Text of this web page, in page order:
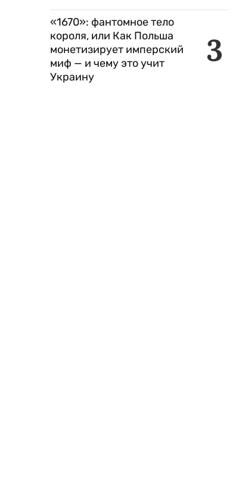
3
«1670»: фантомное тело
короля, или Как Польша
монетизирует имперский
миф — и чему это учит
Украину